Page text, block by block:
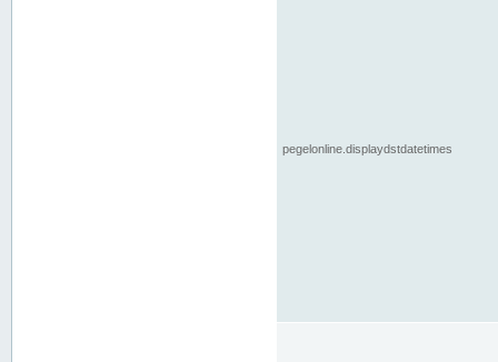
pegelonline.displaydstdatetimes